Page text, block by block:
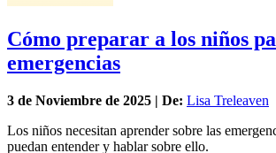
Cómo preparar a los niños
emergencias
3 de Noviembre de 2025 | De: Lisa Treleaven
Los niños necesitan aprender sobre las
puedan entender y hablar sobre ello.